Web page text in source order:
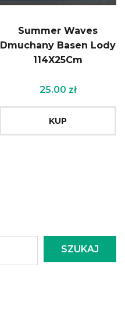
Summer Waves
Dmuchany Basen Lody
114X25Cm
25.00 zł
KUP
SZUKAJ